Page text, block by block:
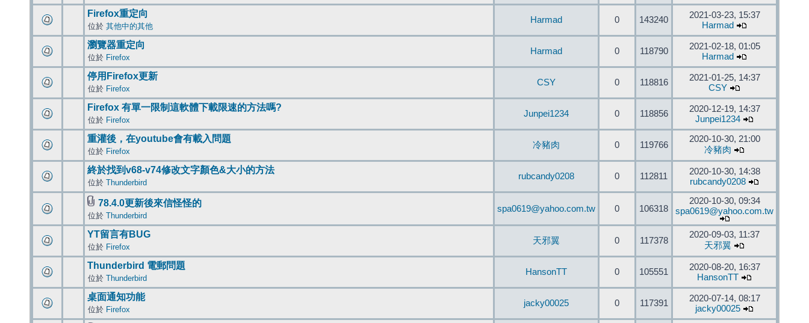
Firefox重定向
位於 其他中的其他
Harmad 0 143240
2021-03-23, 15:37
Harmad
瀏覽器重定向
位於 Firefox
Harmad 0 118790
2021-02-18, 01:05
Harmad
停用Firefox更新
位於 Firefox
CSY 0 118816
2021-01-25, 14:37
CSY
Firefox 有單一限制這軟體下載限速的方法嗎?
位於 Firefox
Junpei1234 0 118856
2020-12-19, 14:37
Junpei1234
重灌後，在youtube會有載入問題
位於 Firefox
冷豬肉 0 119766
2020-10-30, 21:00
冷豬肉
終於找到v68-v74修改文字顏色&大小的方法
位於 Thunderbird
rubcandy0208 0 112811
2020-10-30, 14:38
rubcandy0208
78.4.0更新後來信怪怪的
位於 Thunderbird
spa0619@yahoo.com.tw 0 106318
2020-10-30, 09:34
spa0619@yahoo.com.tw
YT留言有BUG
位於 Firefox
天邪翼 0 117378
2020-09-03, 11:37
天邪翼
Thunderbird 電郵問題
位於 Thunderbird
HansonTT 0 105551
2020-08-20, 16:37
HansonTT
桌面通知功能
位於 Firefox
jacky00025 0 117391
2020-07-14, 08:17
jacky00025